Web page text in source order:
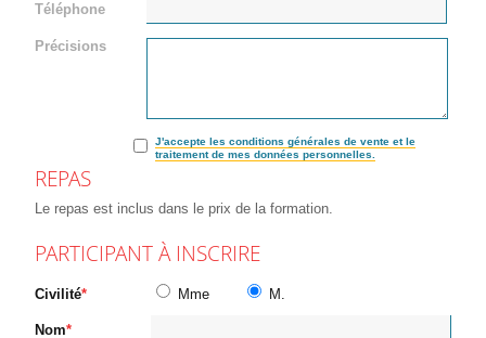
Téléphone
Précisions
J'accepte les conditions générales de vente et le
traitement de mes données personnelles.
REPAS
Le repas est inclus dans le prix de la formation.
PARTICIPANT À INSCRIRE
Civilité Mme M.
Nom